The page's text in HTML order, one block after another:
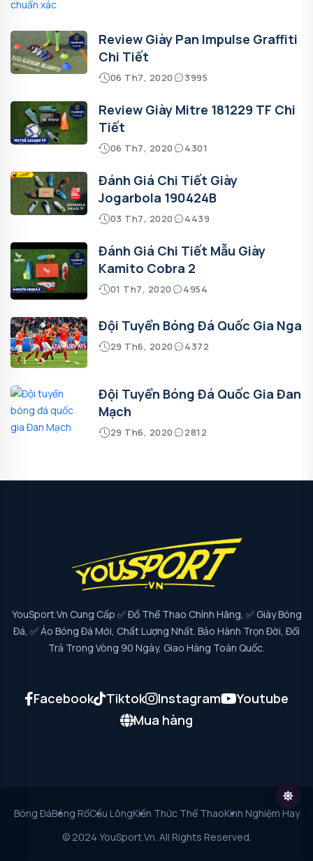
Review Giày Pan Impulse Graffiti
Chi Tiết
06 Th7, 2020 3995
Review Giày Mitre 181229 TF Chi
Tiết
06 Th7, 2020 4301
Đánh Giá Chi Tiết Giày
Jogarbola 190424B
03 Th7, 2020 4439
Đánh Giá Chi Tiết Mẫu Giày
Kamito Cobra 2
01 Th7, 2020 4954
Đội Tuyển Bóng Đá Quốc Gia Nga
29 Th6, 2020 4372
Đội Tuyển Bóng Đá Quốc Gia Đan
Mạch
29 Th6, 2020 2812
YouSport.vn Cung Cấp ✅ Đồ Thể Thao Chính Hãng, ✅ Giày Bóng
Đá, ✅ Áo Bóng Đá Mới, Chất Lượng Nhất. Bảo Hành Trọn Đời, Đổi
Trả Trong Vòng 90 Ngày, Giao Hàng Toàn Quốc.
Facebook Tiktok Instagram
Youtube
Mua hàng
Bóng ĐáBóng RổCầu LôngKiến Thức Thể ThaoKinh Nghiệm Hay
© 2024 YouSport.vn. All Rights Reserved.